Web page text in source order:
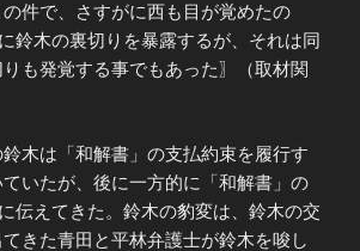
の件で、さすがに西も目が覚めたの
鈴木の裏切りを暴露するが、それは同
も発覚する事でもあった〗（取材関
木は「和解書」の支払約束を履行す
いたが、後に一方的に「和解書」の
伝えてきた。鈴木の豹変は、鈴木の交
きた青田と平林弁護士が鈴木を唆し